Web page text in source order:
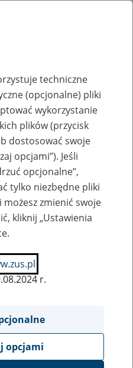
lub
pracy
bazy
techniczne
(opcjonalne) pliki
wykorzystanie
plików (przycisk
dostosować swoje
opcjami”). Jeśli
opcjonalne”,
tylko niezbędne pliki
możesz zmienić swoje
kliknij „Ustawienia
r.
opcjami